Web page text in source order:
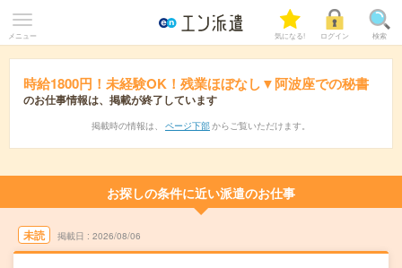
メニュー 気になる! ログイン 検索
時給1800円！未経験OK！残業ほぼなし▼阿波座での秘書
のお仕事情報は、掲載が終了しています
掲載時の情報は、 ページ下部 からご覧いただけます。
お探しの条件に近い派遣のお仕事
未読 掲載日 2026/08/06